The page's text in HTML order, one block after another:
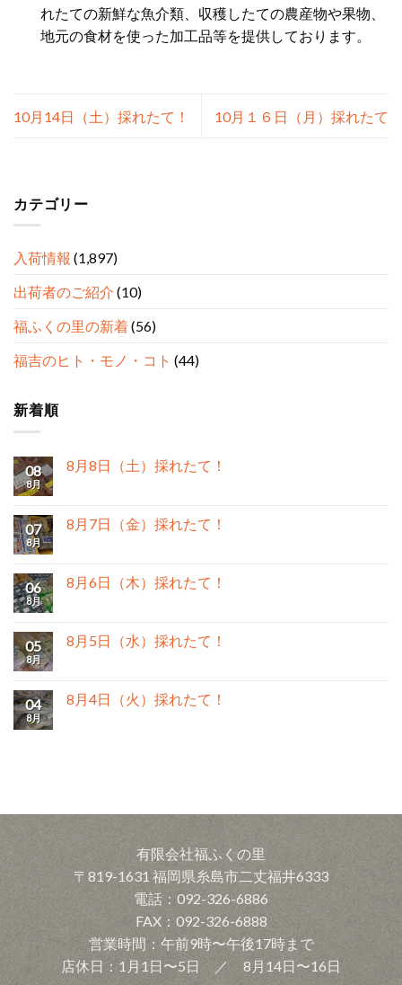
カテゴリー
入荷情報 (1,897)
出荷者のご紹介 (10)
福ふくの里の新着(56)
福吉のヒト・モノ・コト (44)
新着順
08
8月
8月8日（土）採れたて！
07
8月
8月7日（金）採れたて！
06
8月
8月6日（木）採れたて！
05
8月
8月5日（水）採れたて！
04
8月
8月4日（火）採れたて！
れたての新鮮な魚介類、収穫したての農産物や果物、
地元の食材を使った加工品等を提供しております。
10月14日（土）採れたて！ 10月１６日（月）採れたて
有限会社福ふくの里
〒819-1631 福岡県糸島市二丈福井6333
電話：092-326-6886
FAX：092-326-6888
営業時間：午前9時〜午後17時まで
店休日：1月1日〜5日 ／ 8月14日〜16日